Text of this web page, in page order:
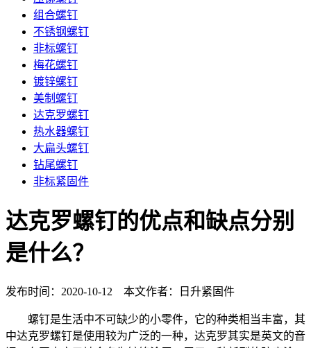
组合螺钉
不锈钢螺钉
非标螺钉
梅花螺钉
镀锌螺钉
美制螺钉
达克罗螺钉
热水器螺钉
大扁头螺钉
钻尾螺钉
非标紧固件
达克罗螺钉的优点和缺点分别
是什么？
发布时间：2020-10-12 本文作者：日升紧固件
螺钉是生活中不可缺少的小零件，它的种类相当丰富，其
中达克罗螺钉是使用较为广泛的一种，达克罗其实是英文的音